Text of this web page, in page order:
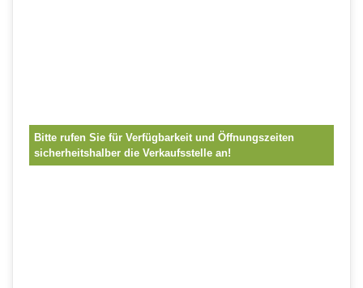
Bitte rufen Sie für Verfügbarkeit und Öffnungszeiten
sicherheitshalber die Verkaufsstelle an!